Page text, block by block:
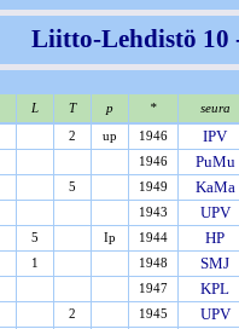
Liitto-Lehdistö 10
L T p * seura
2 up 1946 IPV
1946 PuMu
5 1949 KaMa
1943 UPV
5 Ip 1944 HP
1 1948 SMJ
1947 KPL
2 1945 UPV